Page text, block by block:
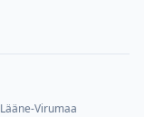
Lääne-Virumaa